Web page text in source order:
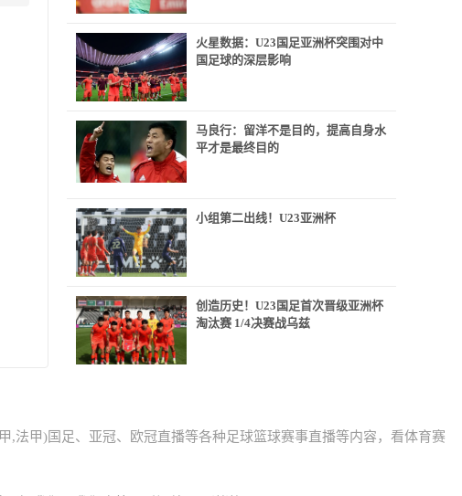
火星数据：U23国足亚洲杯突围对中
国足球的深层影响
马良行：留洋不是目的，提高自身水
平才是最终目的
小组第二出线！U23亚洲杯
创造历史！U23国足首次晋级亚洲杯
淘汰赛 1/4决赛战乌兹
法甲)国足、亚冠、欧冠直播等各种足球篮球赛事直播等内容，看体育赛